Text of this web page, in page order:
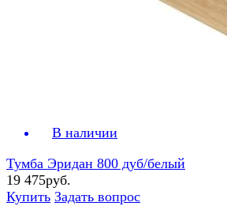
В наличии
Тумба Эридан 800 дуб/белый
19 475руб.
Купить Задать вопрос